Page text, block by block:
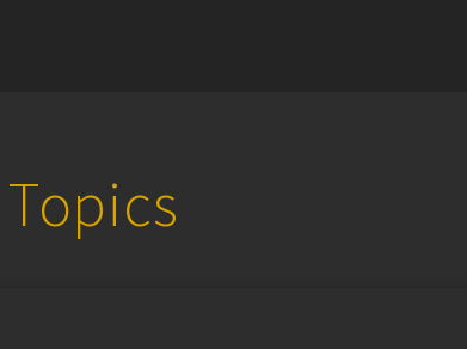
Topics